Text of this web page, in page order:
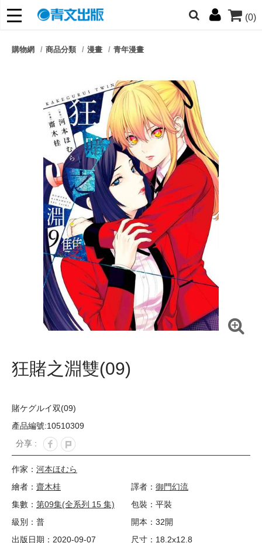
(0)
朋友們，提高警覺！
購物網 商品分類 漫畫 青年漫畫
狂賭之淵雙(09)
賭ケグルイ双(09)
產品編號:10510309
分享 :
作家： 河本ほむら
繪者： 齋木桂 譯者： 御門幻流
集數： 第09集(全系列 15 集)
包裝：平裝
級別：普
開本：32開
出版日期：2020-09-07
尺寸：18.2x12.8